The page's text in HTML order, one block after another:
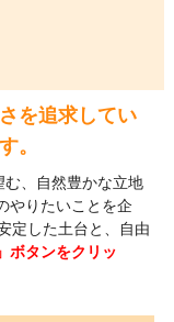
を追求してい
。
、自然豊かな立地
やりたいことを企
定した土台と、自由
ボタンをクリッ